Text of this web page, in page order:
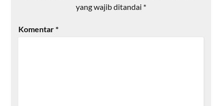
yang wajib ditandai *
Komentar*